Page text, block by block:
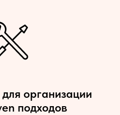
организации
подходов